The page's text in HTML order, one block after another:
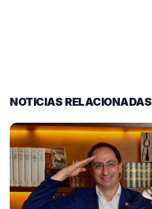
NOTICIAS RELACIONADAS